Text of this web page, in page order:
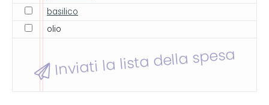
basilico
olio
Inviati la lista della spesa